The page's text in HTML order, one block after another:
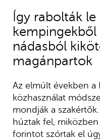
Így rabolták
nádasból
magánpartok
Az elmúlt években a
közhasználat
mondják a
húztak fel,
forintot szórtak el